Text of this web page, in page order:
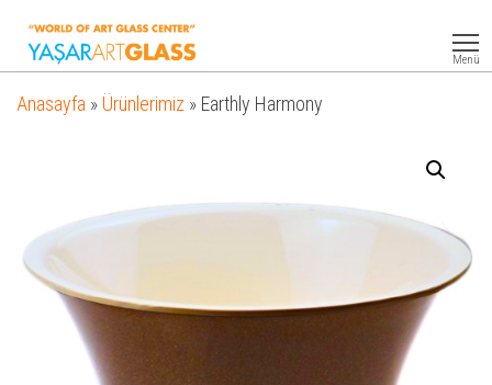
Glass
Menü
Anasayfa » Ürünlerimiz » Earthly Harmony